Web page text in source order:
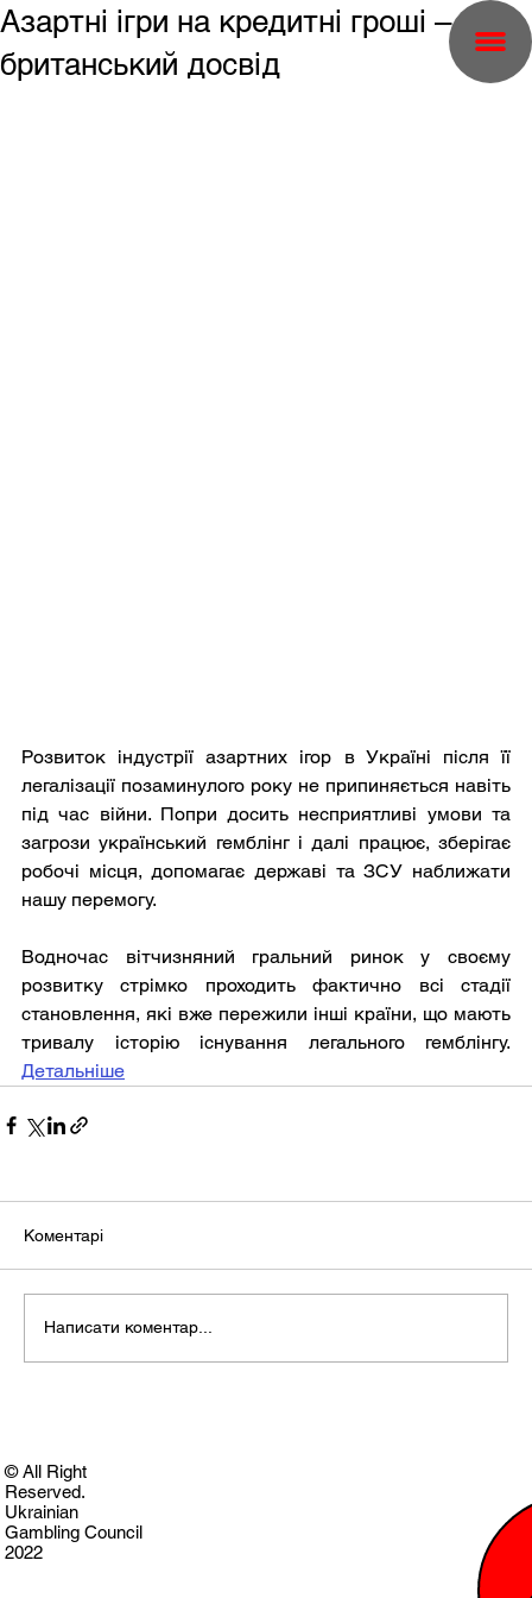
Азартні ігри на кредитні гроші –
британський досвід
Розвиток індустрії азартних ігор в Україні після її
легалізації позаминулого року не припиняється навіть
під час війни. Попри досить несприятливі умови та
загрози український гемблінг і далі працює, зберігає
робочі місця, допомагає державі та ЗСУ наближати
нашу перемогу.
Водночас вітчизняний гральний ринок у своєму
розвитку стрімко проходить фактично всі стадії
становлення, які вже пережили інші країни, що мають
Детальніше
Коментарі
Написати коментар...
© All Right
Reserved.
Ukrainian
Gambling Council
2022